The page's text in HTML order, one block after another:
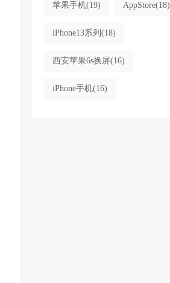
苹果手机(19) AppStore(18)
iPhone13系列 (18)
西安苹果6s换屏(16)
iPhone手机(16)